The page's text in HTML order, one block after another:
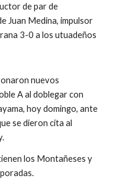
de par de
Juan Medina, impulsor
3-0 a los utuadeños
nuevos
A al doblegar con
hoy domingo, ante
se dieron cita al
los Montañeses y